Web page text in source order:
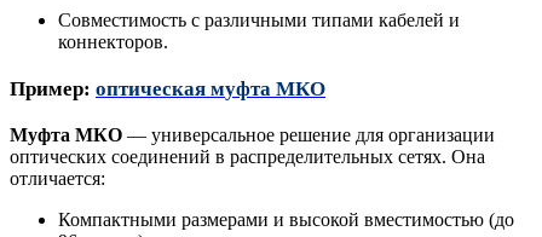
Совместимость с различными типами кабелей и
коннекторов.
Пример: оптическая муфта МКО
Муфта МКО — универсальное решение для организации
оптических соединений в распределительных сетях. Она
отличается:
Компактными размерами и высокой вместимостью (до